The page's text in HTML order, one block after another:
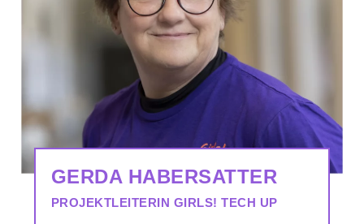
GERDA HABERSATTER
PROJEKTLEITERIN GIRLS! TECH UP